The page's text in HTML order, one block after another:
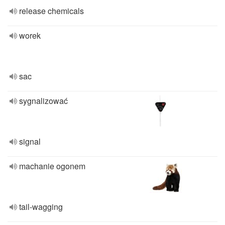
release chemicals
worek
sac
sygnalizować
signal
machanie ogonem
tail-wagging